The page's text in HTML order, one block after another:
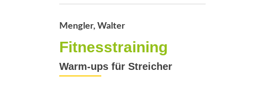
Mengler, Walter
Fitnesstraining
Warm-ups für Streicher